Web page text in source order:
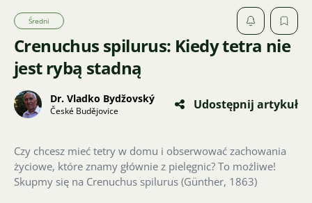
Crenuchus spilurus: Kiedy tetra nie
jest rybą stadną
Średni
Dr. Vladko Bydžovský
České Budějovice Udostępnij artykuł
Czy chcesz mieć tetry w domu i obserwować zachowania
życiowe, które znamy głównie z pielęgnic? To możliwe!
Skupmy się na Crenuchus spilurus (Günther, 1863)